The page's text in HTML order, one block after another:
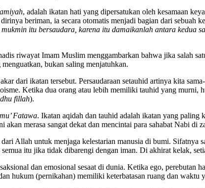
, adalah ikatan hati yang dipersatukan oleh kesamaan
beriman, ia secara otomatis menjadi bagian dari
itu bersaudara, karena itu damaikanlah antara kedua
riwayat Imam Muslim menggambarkan bahwa jika salah
bukan saling menjatuhkan.
dari ikatan tersebut. Persaudaraan setauhid artinya kita
Ketika dua orang atau lebih memiliki tauhid yang
fillah).
Fatawa. Ikatan aqidah dan tauhid adalah ikatan yang paling
akan merasa sangat dekat dan mencintai para sahabat Nabi
Allah untuk menjaga kelestarian manusia di bumi.
itu jika tidak dibarengi dengan iman. Di akhirat kelak,
dan emosional sesaat di dunia. Ketika ego, perebutan
hukum (pernikahan) memiliki keterbatasan ruang dan waktu